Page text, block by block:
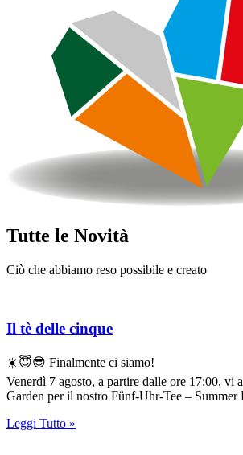
Tutte le Novità
Ciò che abbiamo reso possibile e creato
Il tè delle cinque
☀️😇😎 Finalmente ci siamo!
Venerdì 7 agosto, a partire dalle ore 17:00, vi
Garden per il nostro Fünf-Uhr-Tee – Summer
Leggi Tutto »